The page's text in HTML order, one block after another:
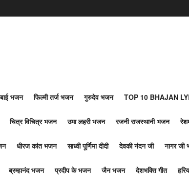
भजन फिल्मी तर्ज भजन गुरुदेव भजन TOP 10 BHAJAN
चित्र विचित्र भजन उमा लहरी भजन रजनी राजस्थानी भजन
धीरज कांत भजन साध्वी पूर्णिमा दीदी देवकी नंदन जी नागर जी
ब्रम्हानंद भजन प्रदीप के भजन जैन भजन देशभक्ति गीत